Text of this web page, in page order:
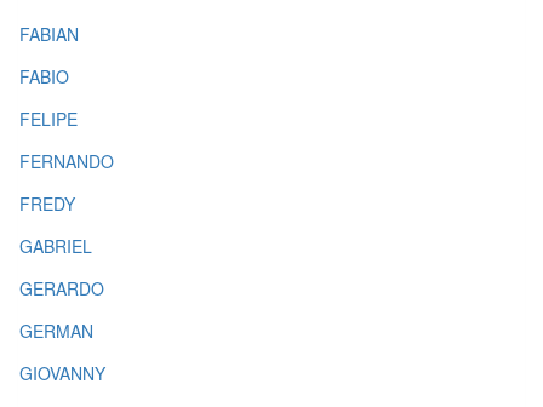
FABIAN
FABIO
FELIPE
FERNANDO
FREDY
GABRIEL
GERARDO
GERMAN
GIOVANNY